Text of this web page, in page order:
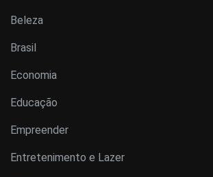
Beleza
Brasil
Economia
Educação
Empreender
Entretenimento e Lazer